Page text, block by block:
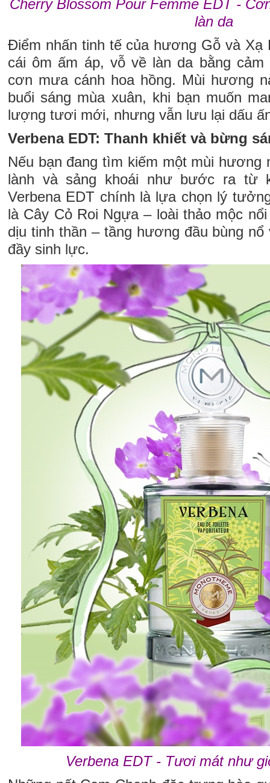
Cherry Blossom Pour Femme EDT -
làn da
Điểm nhấn tinh tế của hương Gỗ và
cái ôm ấm áp, vỗ về làn da bằng
cơn mưa cánh hoa hồng. Mùi hương
buổi sáng mùa xuân, khi bạn muốn
lượng tươi mới, nhưng vẫn lưu lại dấu
Verbena EDT: Thanh khiết và bừng
Nếu bạn đang tìm kiếm một mùi hương
lành và sảng khoái như bước ra từ
Verbena EDT chính là lựa chọn lý
là Cây Cỏ Roi Ngựa – loài thảo mộc
dịu tinh thần – tầng hương đầu bùng
đầy sinh lực.
Verbena EDT - Tươi mát như